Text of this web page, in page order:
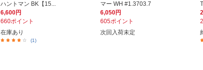
ハントマン BK【15...
6,600円
660ポイント
在庫あり
(1)
マー WH #1.3703.7
6,050円
605ポイント
次回入荷未定